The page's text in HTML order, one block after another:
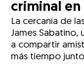
criminal en
La cercanía de
James
a compartir
más tiempo